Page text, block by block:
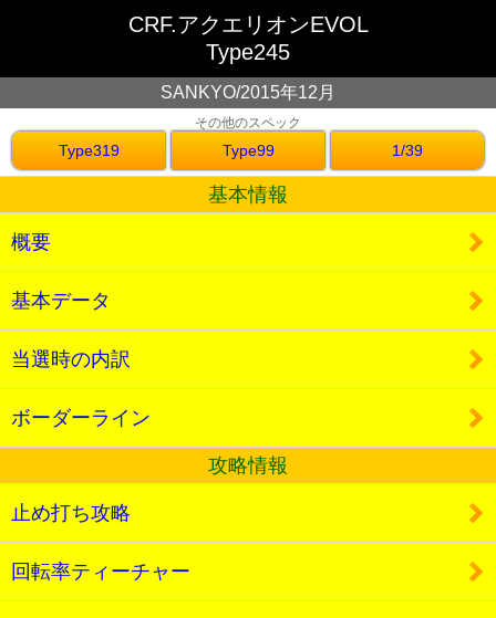
CRF.アクエリオンEVOL
Type245
SANKYO/2015年12月
その他のスペック
Type319 Type99 1/39
基本情報
概要
基本データ
当選時の内訳
ボーダーライン
攻略情報
止め打ち攻略
回転率ティーチャー